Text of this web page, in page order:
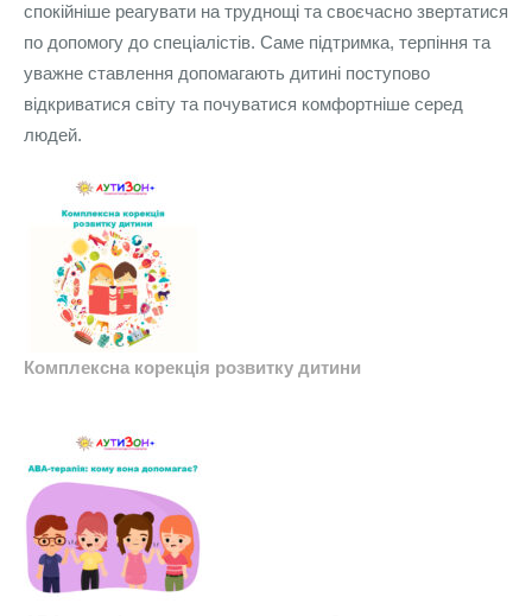
спокійніше реагувати на труднощі та своєчасно звертатися
по допомогу до спеціалістів. Саме підтримка, терпіння та
уважне ставлення допомагають дитині поступово
відкриватися світу та почуватися комфортніше серед
людей.
Комплексна корекція розвитку дитини